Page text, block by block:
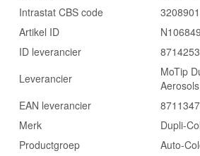
Intrastat CBS code
Artikel ID
ID leverancier
Leverancier
MoTip
Aerosols
EAN leverancier
Merk
Dupli-
Productgroep
Auto-